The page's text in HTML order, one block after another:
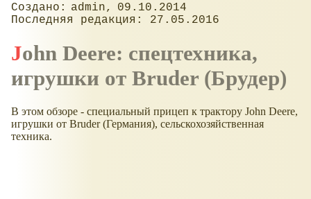
admin
09.10.2014
27.05.2016
John Deere: спецтехника,
игрушки от Bruder (Брудер)
В этом обзоре - специальный прицеп к трактору John Deere,
игрушки от Bruder (Германия), сельскохозяйственная
техника.